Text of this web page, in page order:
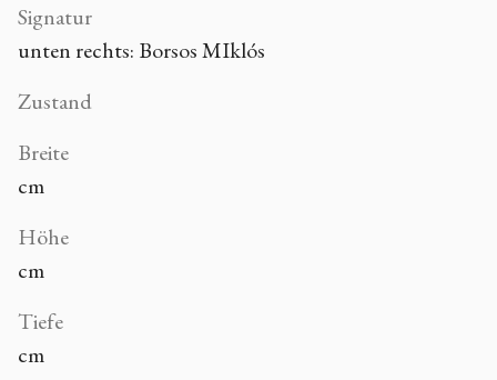
Signatur
unten rechts: Borsos MIklós
Zustand
Breite
cm
Höhe
cm
Tiefe
cm